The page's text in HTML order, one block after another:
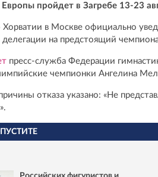
пройдет в Загребе 13-23
Хорватии в Москве официально
делегации на предстоящий
пресс-служба Федерации
чемпионки Ангелина
отказа указано: «Не